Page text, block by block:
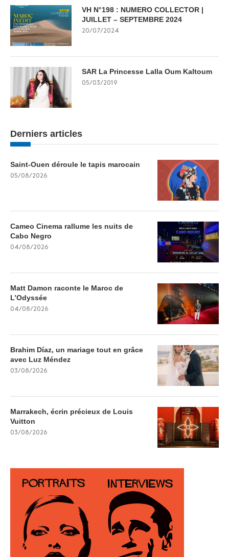
VH N°198 : NUMERO COLLECTOR |
JUILLET – SEPTEMBRE 2024
20/07/2024
SAR La Princesse Lalla Oum Kaltoum
05/03/2019
Derniers articles
Saint-Ouen déroule le tapis marocain
05/08/2026
Cameo Cinema rallume les nuits de
Cabo Negro
04/08/2026
Matt Damon raconte le Maroc de
L’Odyssée
04/08/2026
Brahim Díaz, un mariage tout en grâce
avec Luz Méndez
03/08/2026
Marrakech, écrin précieux de Louis
Vuitton
03/08/2026